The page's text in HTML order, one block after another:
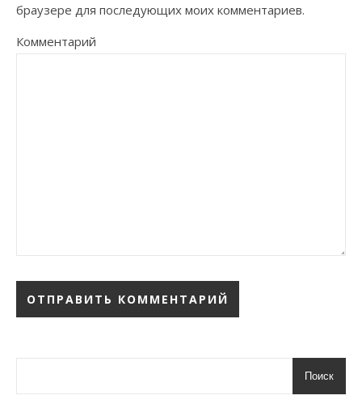
браузере для последующих моих комментариев.
Комментарий
Поиск